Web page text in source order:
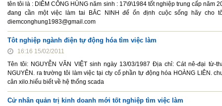
tên tôi là : DIÊM CÔNG HÙNG năm sinh : 17\9\1984 tốt nghiệp trung cấp
đang cần một việc làm tai BẮC NINH để ổn định cuộc sống hãy cho
diemconghung1983@gmail.com
Tôt nghiệp ngành điện tự động hóa tìm việc làm
16:16 15/02/2011
Tên tôi: NGUYỄN VĂN VIỆT sinh ngày 13/03/1987 Địa chỉ: Cát nê-đại
NGUYÊN. ra trường tôi làm việc tại cty cổ phần tự động hóa HOÀNG LIÊN.
cân xilo.hiểu biết về hệ thống scada
Cử nhân quản trị kinh doanh mới tốt nghiệp tìm việc làm